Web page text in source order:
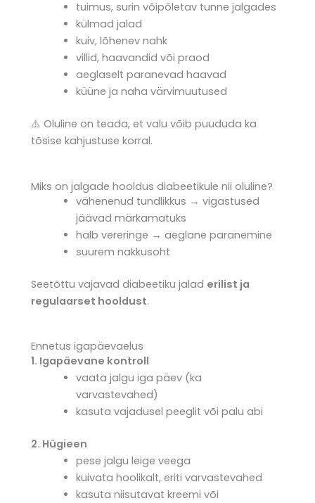
tuimus, surin võipõletav tunne jalgades
külmad jalad
kuiv, lõhenev nahk
villid, haavandid või praod
aeglaselt paranevad haavad
küüne ja naha värvimuutused
⚠️ Oluline on teada, et valu võib puududa ka
tõsise kahjustuse korral.
Miks on jalgade hooldus diabeetikule nii oluline?
vähenenud tundlikkus → vigastused
jäävad märkamatuks
halb vereringe → aeglane paranemine
suurem nakkusoht
Seetõttu vajavad diabeetiku jalad erilist ja
regulaarset hooldust.
Ennetus igapäevaelus
1. Igapäevane kontroll
vaata jalgu iga päev (ka
varvastevahed)
kasuta vajadusel peeglit või palu abi
2. Hügieen
pese jalgu leige veega
kuivata hoolikalt, eriti varvastevahed
kasuta niisutavat kreemi või